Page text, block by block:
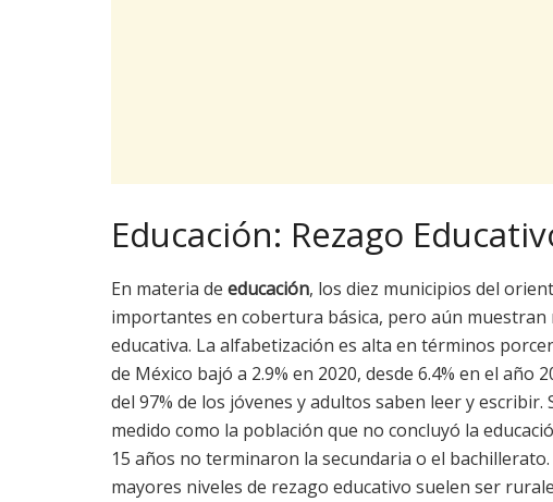
Educación: Rezago
En materia de educación, los diez municipios del
importantes en cobertura básica, pero aún muestran
educativa. La alfabetización es alta en términos
de México bajó a 2.9% en 2020, desde 6.4% en el año
del 97% de los jóvenes y adultos saben leer y
medido como la población que no concluyó la
15 años no terminaron la secundaria o el
mayores niveles de rezago educativo suelen ser